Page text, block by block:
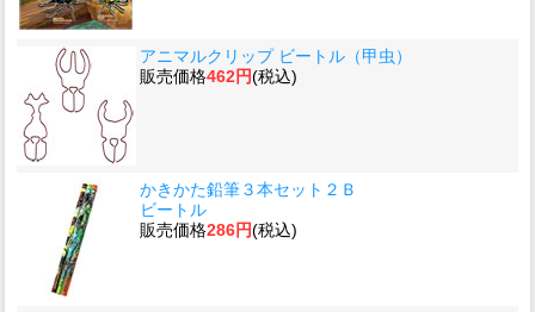
アニマルクリップ ビートル（甲虫）
販売価格462円(税込)
かきかた鉛筆３本セット２Ｂ
ビートル
販売価格286円(税込)